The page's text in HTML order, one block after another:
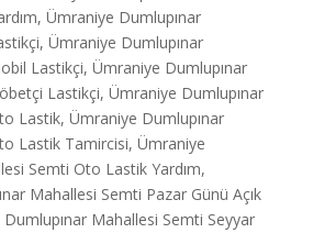
Ümraniye Dumlupınar
Ümraniye Dumlupınar
Lastikçi, Ümraniye Dumlupınar
Lastikçi, Ümraniye Dumlupınar
Lastik, Ümraniye Dumlupınar
Lastik Tamircisi, Ümraniye
Semti Oto Lastik Yardım,
Mahallesi Semti Pazar Günü Açık
Mahallesi Semti Seyyar